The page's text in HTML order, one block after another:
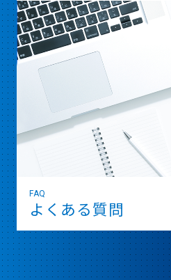
FAQ
よくある質問